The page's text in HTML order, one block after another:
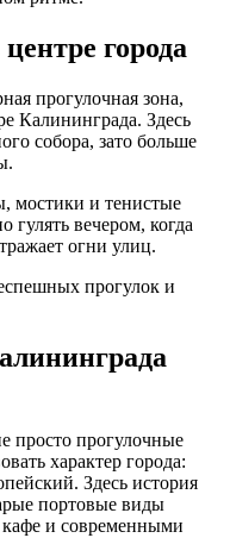
города
прогулочная зона,
Калининграда. Здесь
собора, зато больше
мостики и тенистые
гулять вечером, когда
огни улиц.
прогулок и
просто прогулочные
характер города:
Здесь история
портовые виды
и современными